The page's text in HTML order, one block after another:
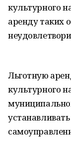
культурного
аренду таких
Льготную
культурного